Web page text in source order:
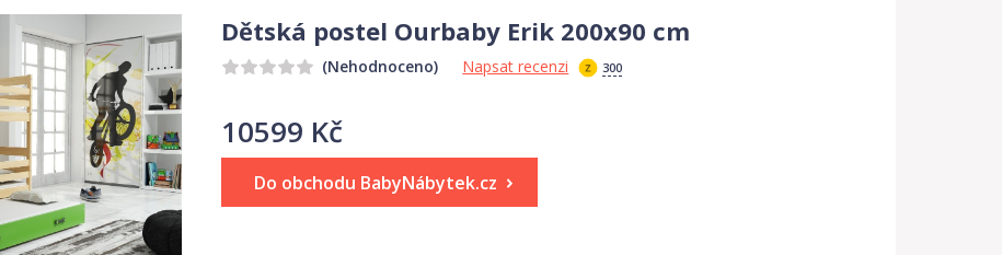
Dětská postel Ourbaby Erik 200x90 cm
(Nehodnoceno) Napsat recenzi 300
10599 Kč
Do obchodu BabyNábytek.cz